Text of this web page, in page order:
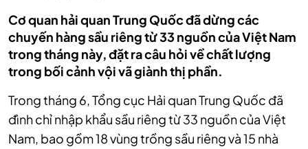
Cơ quan hải quan Trung Quốc đã dừng các
chuyến hàng sầu riêng từ 33 nguồn của Việt Nam
trong tháng này, đặt ra câu hỏi về chất lượng
trong bối cảnh vội vã giành thị phần.
Trong tháng 6, Tổng cục Hải quan Trung Quốc đã
đình chỉ nhập khẩu sầu riêng từ 33 nguồn của Việt
Nam, bao gồm 18 vùng trồng sầu riêng và 15 nhà